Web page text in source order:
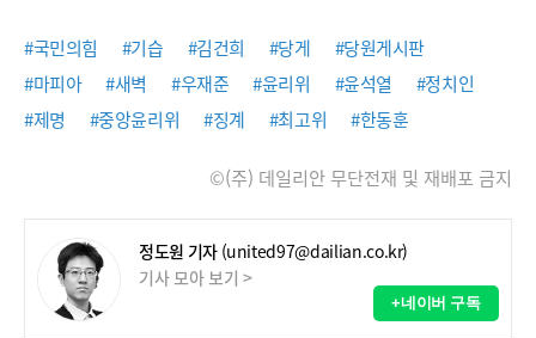
#국민의힘 #기습 #김건희 #당게
#당원게시판
#마피아
#새벽 #우재준 #윤리위 #윤석열
#정치인
#제명
#중앙윤리위 #징계 #최고위 #한동훈
©(주) 데일리안 무단전재 및 재배포 금지
정도원 기자 (united97@dailian.co.kr)
기사 모아 보기 >
+네이버 구독